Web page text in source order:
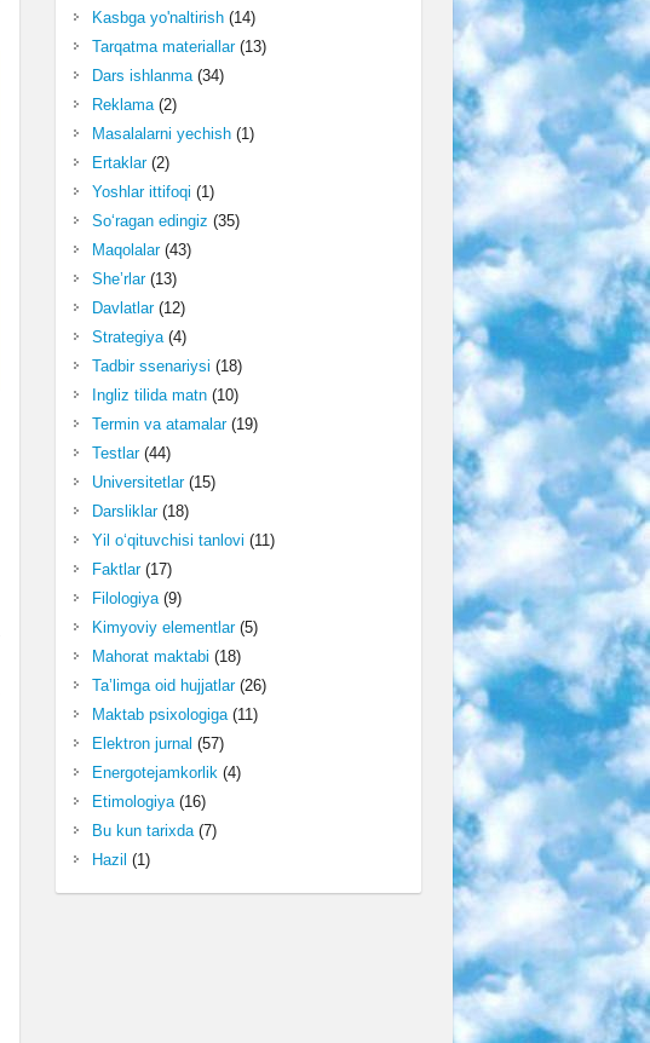
Kasbga yo'naltirish(14)
Tarqatma materiallar(13)
Dars ishlanma(34)
Reklama(2)
Masalalarni yechish(1)
Ertaklar(2)
Yoshlar ittifoqi (1)
So‘ragan edingiz (35)
Maqolalar(43)
She’rlar(13)
Davlatlar(12)
Strategiya(4)
Tadbir ssenariysi (18)
Ingliz tilida matn(10)
Termin va atamalar(19)
Testlar(44)
Universitetlar(15)
Darsliklar(18)
Yil o‘qituvchisi tanlovi (11)
Faktlar(17)
Filologiya(9)
Kimyoviy elementlar(5)
Mahorat maktabi (18)
Ta’limga oid hujjatlar(26)
Maktab psixologiga(11)
Elektron jurnal (57)
Energotejamkorlik(4)
Etimologiya(16)
Bu kun tarixda(7)
Hazil (1)